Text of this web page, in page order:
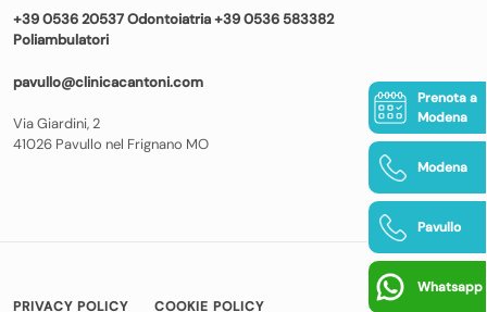
Prenota a
Modena
Modena
Pavullo
Whatsapp
+39 0536 20537 Odontoiatria +39 0536 583382
Poliambulatori
pavullo@clinicacantoni.com
Via Giardini, 2
41026 Pavullo nel Frignano MO
PRIVACY POLICY COOKIE POLICY